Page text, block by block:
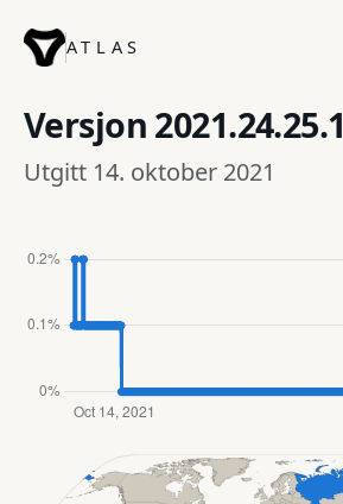
ATLAS
Versjon 2021.24.25.1
Utgitt 14. oktober 2021